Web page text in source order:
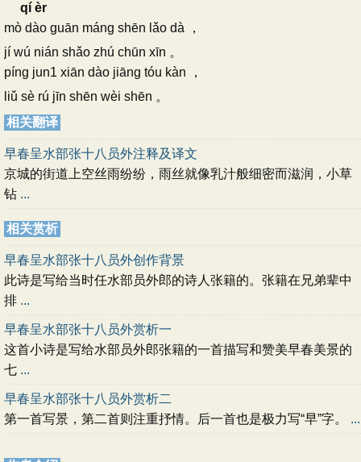
qí èr
mò dào guān máng shēn lǎo dà ，
jí wú nián shǎo zhú chūn xīn 。
píng jun1 xiān dào jiāng tóu kàn ，
liǔ sè rú jīn shēn wèi shēn 。
相关翻译
早春呈水部张十八员外注释及译文
京城的街道上空丝雨纷纷，雨丝就像乳汁般细密而滋润，小草
钻 ...
相关赏析
早春呈水部张十八员外创作背景
此诗是写给当时任水部员外郎的诗人张籍的。张籍在兄弟辈中
排 ...
早春呈水部张十八员外赏析一
这首小诗是写给水部员外郎张籍的一首描写和赞美早春美景的
七 ...
早春呈水部张十八员外赏析二
第一首写景，第二首则注重抒情。后一首也是极力写“早”字。 ...